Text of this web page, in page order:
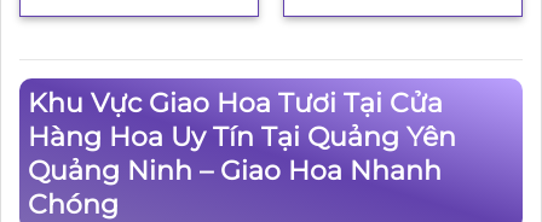
Khu Vực Giao Hoa Tươi Tại Cửa
Hàng Hoa Uy Tín Tại Quảng Yên
Quảng Ninh – Giao Hoa Nhanh
Chóng